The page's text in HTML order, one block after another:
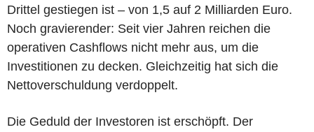
Drittel gestiegen ist – von 1,5 auf 2 Milliarden Euro.
Noch gravierender: Seit vier Jahren reichen die
operativen Cashflows nicht mehr aus, um die
Investitionen zu decken. Gleichzeitig hat sich die
Nettoverschuldung verdoppelt.
Die Geduld der Investoren ist erschöpft. Der